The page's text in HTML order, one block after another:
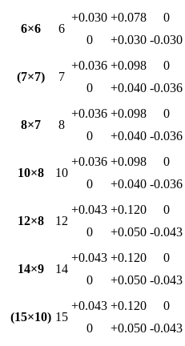
6×6 6
+0.030
0
+0.078
+0.030
0
-0.030
(7×7) 7
+0.036
0
+0.098
+0.040
0
-0.036
8×7 8
+0.036
0
+0.098
+0.040
0
-0.036
10×8 10
+0.036
0
+0.098
+0.040
0
-0.036
12×8 12
+0.043
0
+0.120
+0.050
0
-0.043
14×9 14
+0.043
0
+0.120
+0.050
0
-0.043
(15×10) 15
+0.043
0
+0.120
+0.050
0
-0.043